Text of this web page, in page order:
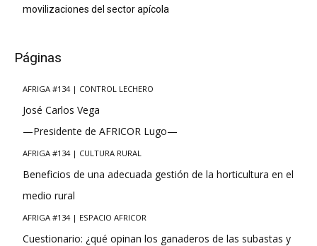
movilizaciones del sector apícola
Páginas
AFRIGA #134 | CONTROL LECHERO
José Carlos Vega
—Presidente de AFRICOR Lugo—
AFRIGA #134 | CULTURA RURAL
Beneficios de una adecuada gestión de la horticultura en el
medio rural
AFRIGA #134 | ESPACIO AFRICOR
Cuestionario: ¿qué opinan los ganaderos de las subastas y